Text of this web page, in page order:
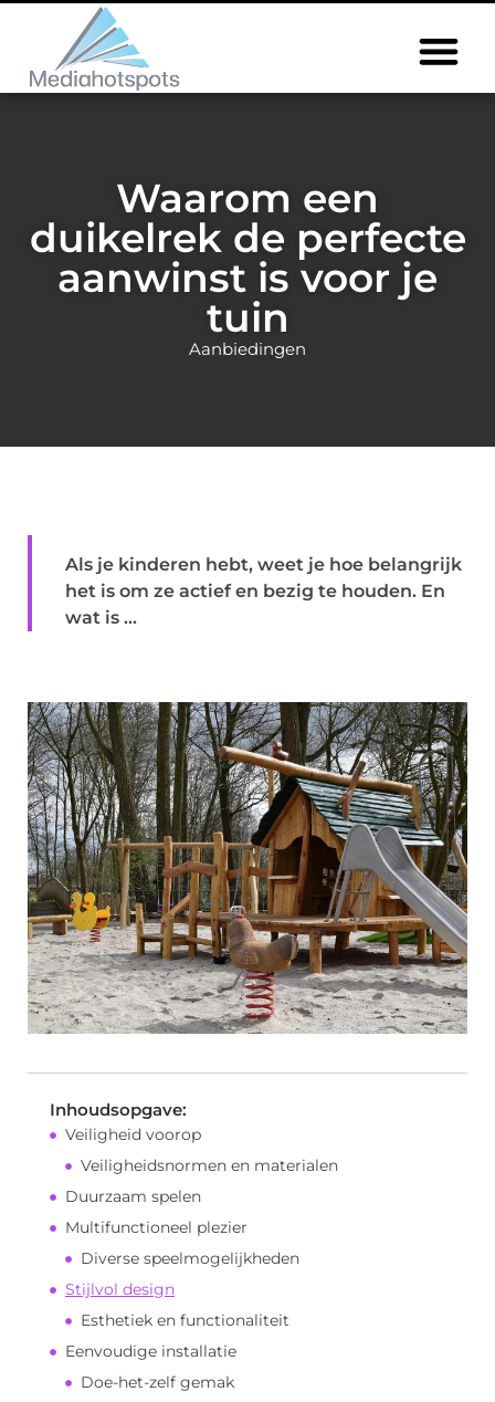
Waarom een
duikelrek de perfecte
aanwinst is voor je
tuin
Aanbiedingen
Als je kinderen hebt, weet je hoe belangrijk
het is om ze actief en bezig te houden. En
wat is ...
Inhoudsopgave:
Veiligheid voorop
Veiligheidsnormen en materialen
Duurzaam spelen
Multifunctioneel plezier
Diverse speelmogelijkheden
Stijlvol design
Esthetiek en functionaliteit
Eenvoudige installatie
Doe-het-zelf gemak